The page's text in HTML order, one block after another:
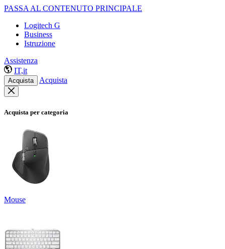
PASSA AL CONTENUTO PRINCIPALE
Logitech G
Business
Istruzione
Assistenza
IT,it
Acquista Acquista
Acquista per categoria
Mouse